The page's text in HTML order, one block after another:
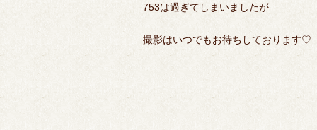
753は過ぎてしまいましたが
撮影はいつでもお待ちしております♡